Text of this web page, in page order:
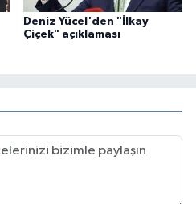
Deniz Yücel'den "İlkay
Çiçek" açıklaması